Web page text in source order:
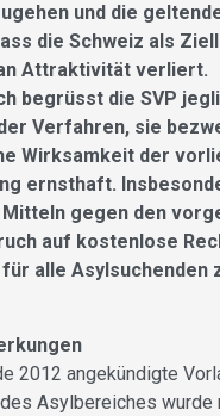
und die
die Schweiz als
Attraktivität verliert.
begrüsst die SVP
Verfahren, sie
Wirksamkeit der
ernsthaft.
Mitteln gegen den
auf kostenlose
alle Asylsuchenden
2012 angekündigte
Asylbereiches wurde